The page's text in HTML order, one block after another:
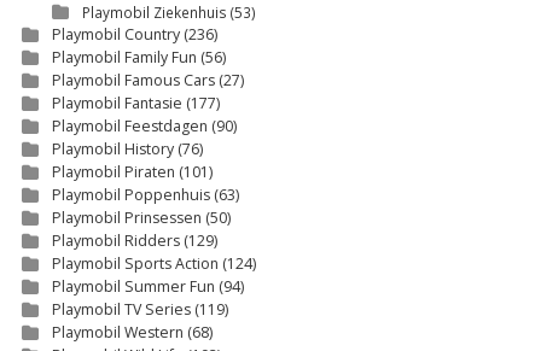
Playmobil Ziekenhuis (53)
Playmobil Country (236)
Playmobil Family Fun (56)
Playmobil Famous Cars (27)
Playmobil Fantasie (177)
Playmobil Feestdagen (90)
Playmobil History (76)
Playmobil Piraten (101)
Playmobil Poppenhuis (63)
Playmobil Prinsessen (50)
Playmobil Ridders (129)
Playmobil Sports Action (124)
Playmobil Summer Fun (94)
Playmobil TV Series (119)
Playmobil Western (68)